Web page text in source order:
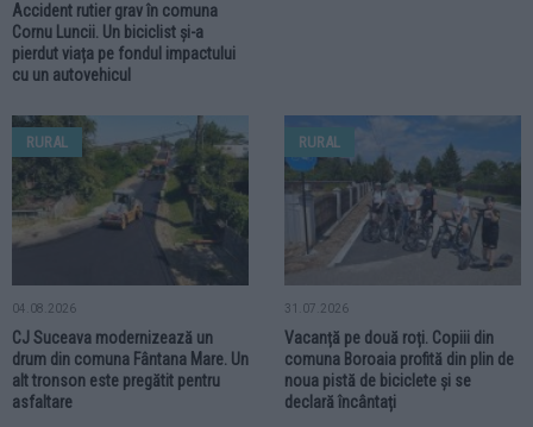
Accident rutier grav în comuna
Cornu Luncii. Un biciclist și-a
pierdut viața pe fondul impactului
cu un autovehicul
RURAL
04.08.2026
CJ Suceava modernizează un
drum din comuna Fântana Mare. Un
alt tronson este pregătit pentru
asfaltare
RURAL
31.07.2026
Vacanță pe două roți. Copiii din
comuna Boroaia profită din plin de
noua pistă de biciclete și se
declară încântați